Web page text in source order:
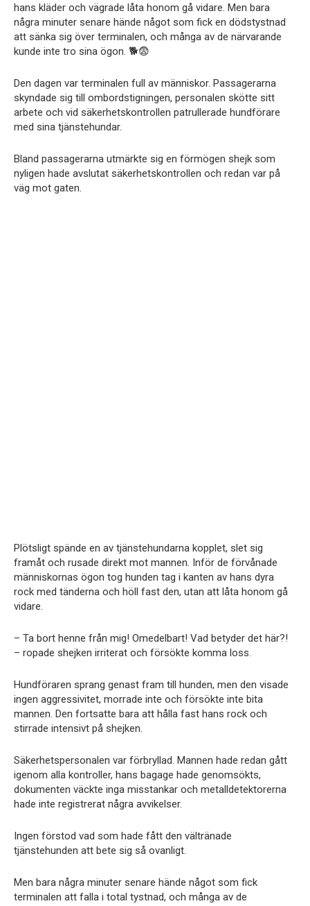
hans kläder och vägrade låta honom gå vidare. Men bara
några minuter senare hände något som fick en dödstystnad
att sänka sig över terminalen, och många av de närvarande
kunde inte tro sina ögon. 🐕😨
Den dagen var terminalen full av människor. Passagerarna
skyndade sig till ombordstigningen, personalen skötte sitt
arbete och vid säkerhetskontrollen patrullerade hundförare
med sina tjänstehundar.
Bland passagerarna utmärkte sig en förmögen shejk som
nyligen hade avslutat säkerhetskontrollen och redan var på
väg mot gaten.
Plötsligt spände en av tjänstehundarna kopplet, slet sig
framåt och rusade direkt mot mannen. Inför de förvånade
människornas ögon tog hunden tag i kanten av hans dyra
rock med tänderna och höll fast den, utan att låta honom gå
vidare.
– Ta bort henne från mig! Omedelbart! Vad betyder det här?!
– ropade shejken irriterat och försökte komma loss.
Hundföraren sprang genast fram till hunden, men den visade
ingen aggressivitet, morrade inte och försökte inte bita
mannen. Den fortsatte bara att hålla fast hans rock och
stirrade intensivt på shejken.
Säkerhetspersonalen var förbryllad. Mannen hade redan gått
igenom alla kontroller, hans bagage hade genomsökts,
dokumenten väckte inga misstankar och metalldetektorerna
hade inte registrerat några avvikelser.
Ingen förstod vad som hade fått den vältränade
tjänstehunden att bete sig så ovanligt.
Men bara några minuter senare hände något som fick
terminalen att falla i total tystnad, och många av de